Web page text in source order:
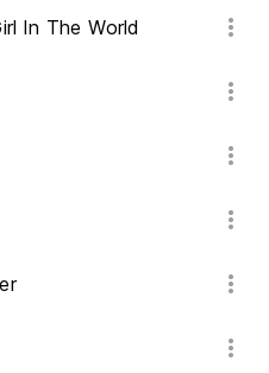
In The World